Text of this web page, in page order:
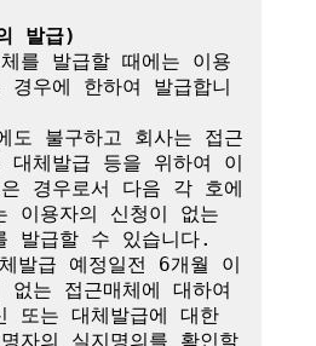
발급)
를 발급할 때에는 이용
우에 한하여 발급합니
불구하고 회사는 접근
대체발급 등을 위하여 이
경우로서 다음 각 호에
이용자의 신청이 없는
발급할 수 있습니다.
발급 예정일전 6개월 이
는 접근매체에 대하여
또는 대체발급에 대한
자의 실지명의를 확인할